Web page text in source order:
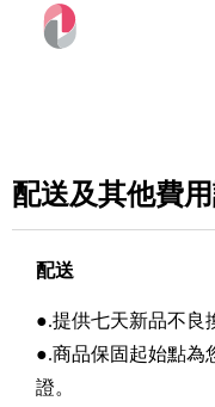
配送及其他費
配送
●.提供七天新品不良
●.商品保固起始點為
證。